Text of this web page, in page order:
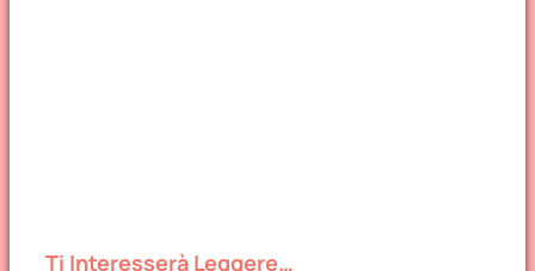
Ti Interesserà Leggere…